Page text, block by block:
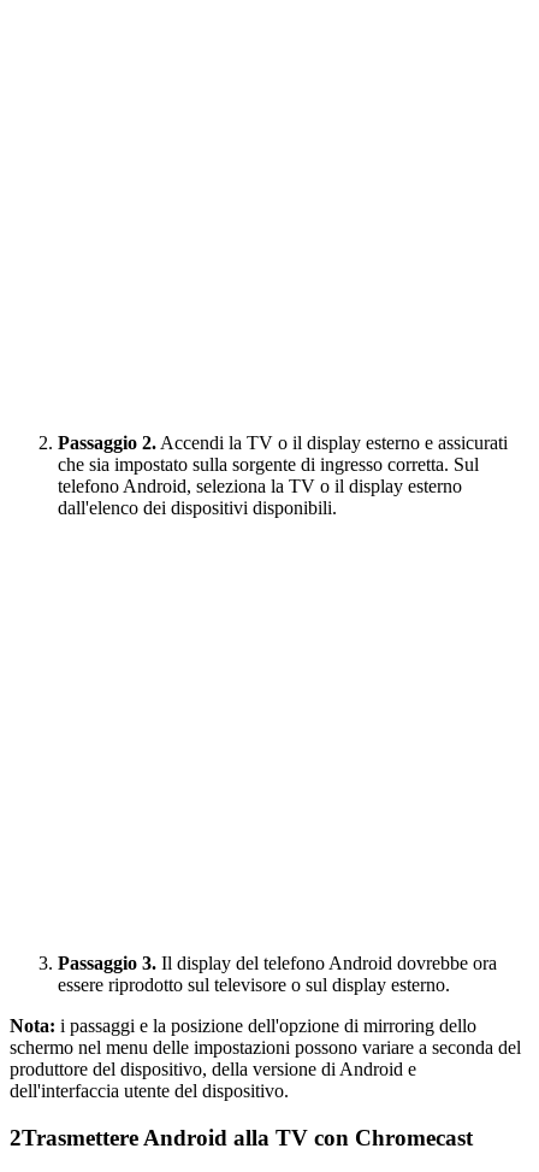
Passaggio 2.Accendi la TV o il display esterno e assicurati
che sia impostato sulla sorgente di ingresso corretta. Sul
telefono Android, seleziona la TV o il display esterno
dall'elenco dei dispositivi disponibili.
Passaggio 3. Il display del telefono Android dovrebbe ora
essere riprodotto sul televisore o sul display esterno.
Nota: i passaggi e la posizione dell'opzione di mirroring dello
schermo nel menu delle impostazioni possono variare a seconda del
produttore del dispositivo, della versione di Android e
dell'interfaccia utente del dispositivo.
2Trasmettere Android alla TV con Chromecast